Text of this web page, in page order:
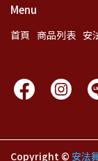
Menu
首頁 商品列表 安
Copyright © 安法